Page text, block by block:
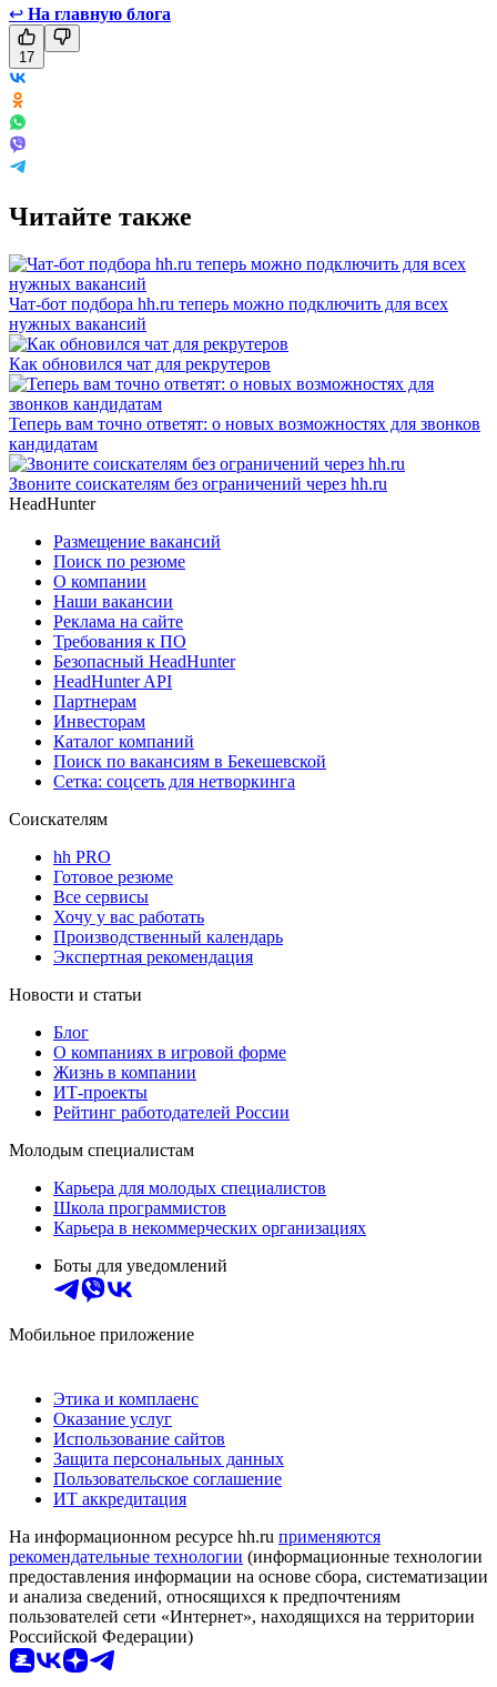
↩ На главную блога
17
Читайте также
Чат-бот подбора hh.ru теперь можно подключить для всех
нужных вакансий
Как обновился чат для рекрутеров
Теперь вам точно ответят: о новых возможностях для звонков
кандидатам
Звоните соискателям без ограничений через hh.ru
HeadHunter
Размещение вакансий
Поиск по резюме
О компании
Наши вакансии
Реклама на сайте
Требования к ПО
Безопасный HeadHunter
HeadHunter API
Партнерам
Инвесторам
Каталог компаний
Поиск по вакансиям в Бекешевской
Сетка: соцсеть для нетворкинга
Соискателям
hh PRO
Готовое резюме
Все сервисы
Хочу у вас работать
Производственный календарь
Экспертная рекомендация
Новости и статьи
Блог
О компаниях в игровой форме
Жизнь в компании
ИТ-проекты
Рейтинг работодателей России
Молодым специалистам
Карьера для молодых специалистов
Школа программистов
Карьера в некоммерческих организациях
Боты для уведомлений
Мобильное приложение
Этика и комплаенс
Оказание услуг
Использование сайтов
Защита персональных данных
Пользовательское соглашение
ИТ аккредитация
На информационном ресурсе hh.ru применяются
рекомендательные технологии (информационные технологии
предоставления информации на основе сбора, систематизации
и анализа сведений, относящихся к предпочтениям
пользователей сети «Интернет», находящихся на территории
Российской Федерации)